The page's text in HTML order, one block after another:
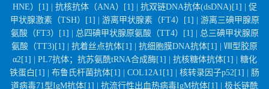
HNE）[1] | 抗核抗体（ANA）[1] | 抗双链DNA抗体(dsDNA)[1] | 促
甲状腺激素（TSH）[1] | 游离甲状腺素（FT4）[1] | 游离三碘甲腺原
氨酸（FT3）[1] | 总四碘甲状腺原氨酸（TT4）[1] | 总三碘甲状腺原
氨酸（TT3)[1] | 抗着丝点抗体[1] | 抗细胞膜DNA抗体[1] | Ⅷ型胶原
α2[1] | PL7抗体；抗苏氨酰tRNA合成酶[1] | 抗核糖体抗体[1] | 糖化
铁蛋白[1] | 布鲁氏杆菌抗体[1] | COL12A1[1] | 核转录因子p52[1] | 肠
道病毒71型IgM抗体[1] | 抗流行性出血热病毒IgM抗体[1] | 极长链酰